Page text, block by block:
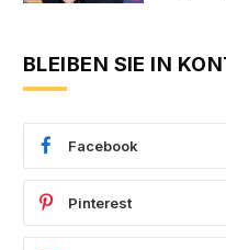
BLEIBEN SIE IN
Facebook
Pinterest